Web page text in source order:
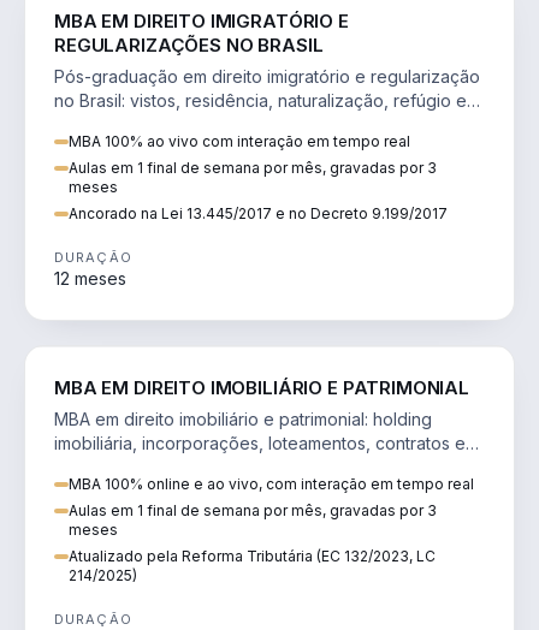
MBA EM DIREITO IMIGRATÓRIO E
REGULARIZAÇÕES NO BRASIL
Pós-graduação em direito imigratório e regularização
no Brasil: vistos, residência, naturalização, refúgio e
MBA 100% ao vivo com interação em tempo real
Aulas em 1 final de semana por mês, gravadas por 3
meses
Ancorado na Lei 13.445/2017 e no Decreto 9.199/2017
DURAÇÃO
12 meses
MBA EM DIREITO IMOBILIÁRIO E PATRIMONIAL
MBA em direito imobiliário e patrimonial: holding
imobiliária, incorporações, loteamentos, contratos e
MBA 100% online e ao vivo, com interação em tempo real
Aulas em 1 final de semana por mês, gravadas por 3
meses
Atualizado pela Reforma Tributária (EC 132/2023, LC
214/2025)
DURAÇÃO